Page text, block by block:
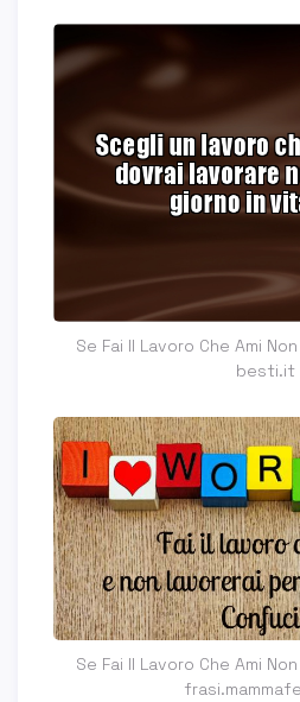
Se Fai Il Lavoro Che Ami
besti.it
Se Fai Il Lavoro Che Ami